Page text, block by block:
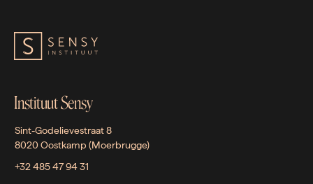
Instituut Sensy
Sint-Godelievestraat 8
8020 Oostkamp (Moerbrugge)
+32 485 47 94 31